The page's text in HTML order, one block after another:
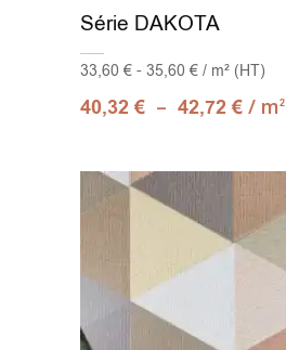
Série DAKOTA
33,60 € - 35,60 € / m² (HT)
40,32€ – 42,72€ / m2